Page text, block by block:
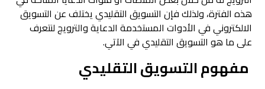
هذه الفترة، ولذلك فإن التسويق التقليدي يختلف عن التسويق
الالكتروني في الأدوات المستخدمة الدعاية والترويج لنتعرف
على ما هو التسويق التقليدي في الآتي.
مفهوم التسويق التقليدي